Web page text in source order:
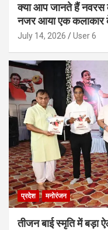
क्या आप जानते हैं नवरस
नजर आया एक
July 14, 2026 User 6
प्रदेश मनोरंजन
तीजन बाई स्मृति में बड़ा